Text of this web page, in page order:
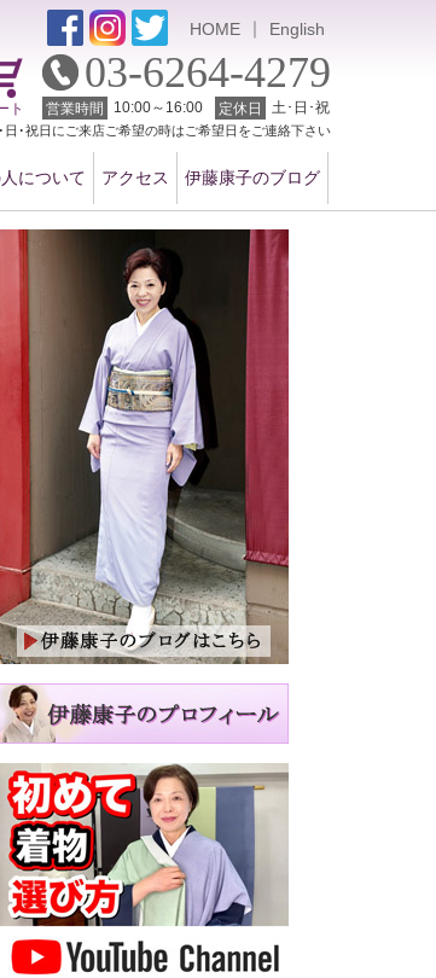
HOME ｜ English
について アクセス 伊藤康子のブログ
ト
03-6264-4279
営業時間 10:00～16:00 定休日 土･日･祝
日･祝日にご来店ご希望の時はご希望日をご連絡下さい